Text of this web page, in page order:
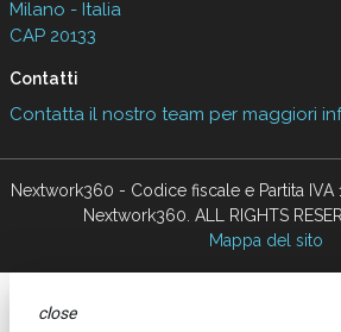
Milano - Italia
CAP 20133
Contatti
Contatta il nostro team per maggiori
Nextwork360 - Codice fiscale e Partita
Nextwork360. ALL RIGHTS
Mappa del sito
close